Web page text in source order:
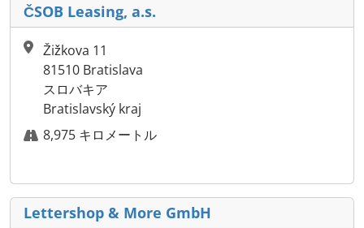
ČSOB Leasing, a.s.
Žižkova 11
81510 Bratislava
スロバキア
Bratislavský kraj
8,975 キロメートル
Lettershop & More GmbH